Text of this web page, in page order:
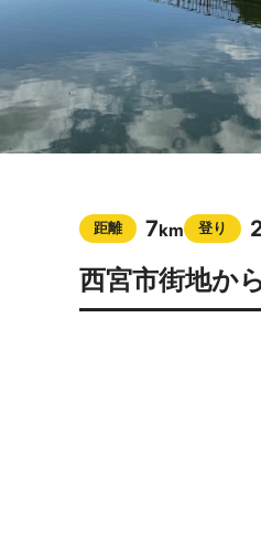
距離 7km 登り
西宮市街地か